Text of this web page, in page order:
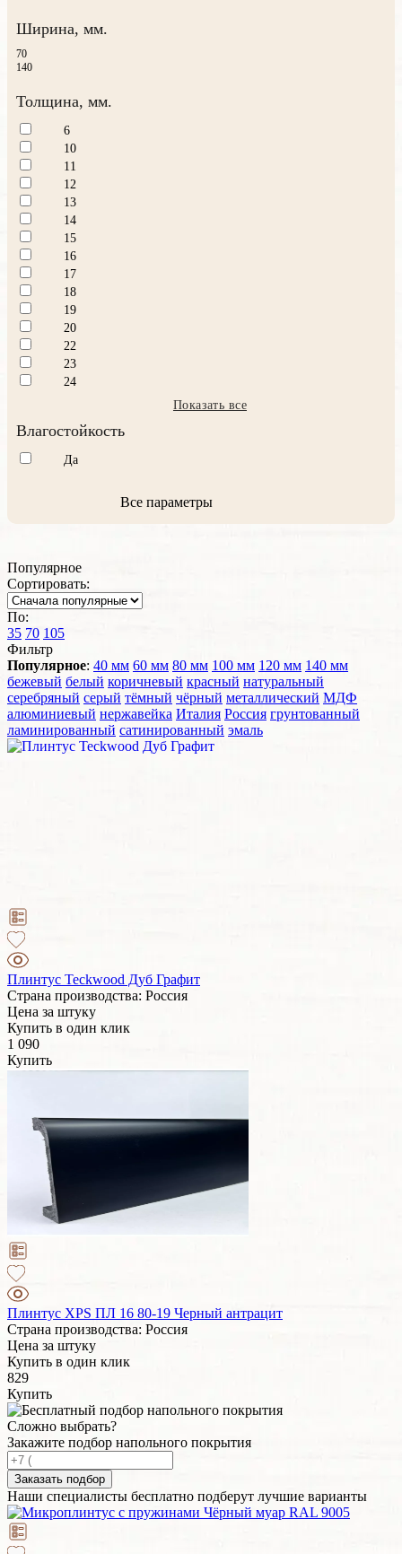
Ширина, мм.
70
140
Толщина, мм.
6
10
11
12
13
14
15
16
17
18
19
20
22
23
24
Показать все
Влагостойкость
Да
Все параметры
Популярное
Сортировать:
По:
35 70 105
Фильтр
Популярное: 40 мм 60 мм 80 мм 100 мм 120 мм 140 мм
бежевый белый коричневый красный натуральный
серебряный серый тёмный чёрный металлический МДФ
алюминиевый нержавейка Италия Россия грунтованный
ламинированный сатинированный эмаль
Плинтус Teckwood Дуб Графит
Страна производства: Россия
Цена за штуку
Купить в один клик
1 090
Купить
Плинтус XPS ПЛ 16 80-19 Черный антрацит
Страна производства: Россия
Цена за штуку
Купить в один клик
829
Купить
Сложно выбрать?
Закажите подбор напольного покрытия
Заказать подбор
Наши специалисты бесплатно подберут лучшие варианты